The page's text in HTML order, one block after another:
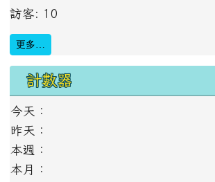
訪客: 10
更多…
計數器
今天：
昨天：
本週：
本月：